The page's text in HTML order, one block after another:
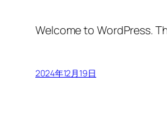
Welcome to WordPress.
2024年12月19日